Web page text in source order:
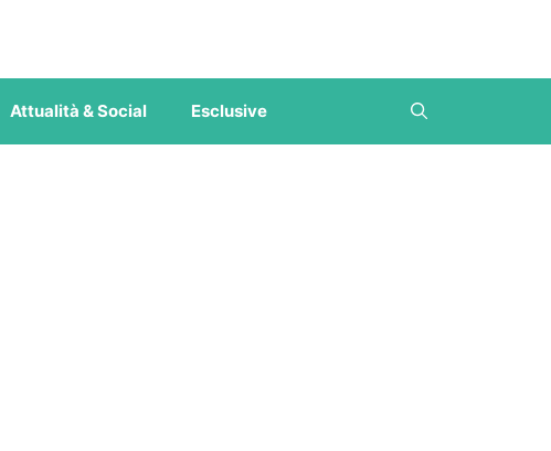
Attualità & Social Esclusive